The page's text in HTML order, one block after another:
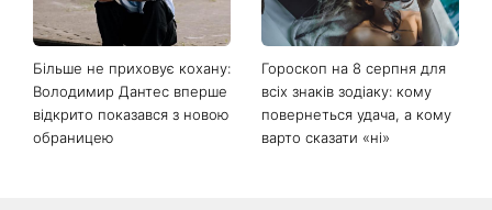
Більше не приховує кохану:
Володимир Дантес вперше
відкрито показався з новою
обраницею
Гороскоп на 8 серпня для
всіх знаків зодіаку: кому
повернеться удача, а кому
варто сказати «ні»